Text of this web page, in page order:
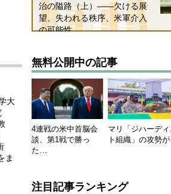
大
ま
治の隘路（上）――欠ける展
望、失われる秩序、米軍介入
の可能性
無料公開中の記事
4連戦の米中首脳会
談、第1戦で勝っ
た…
マリ「ジハーディ
ト組織」の攻勢
注目記事ランキング